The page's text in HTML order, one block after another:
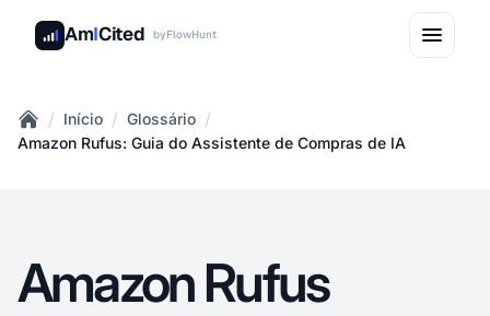
AmICited byFlowHunt
Home
/ Início / Glossário /
Amazon Rufus: Guia do Assistente de Compras de IA
Amazon Rufus